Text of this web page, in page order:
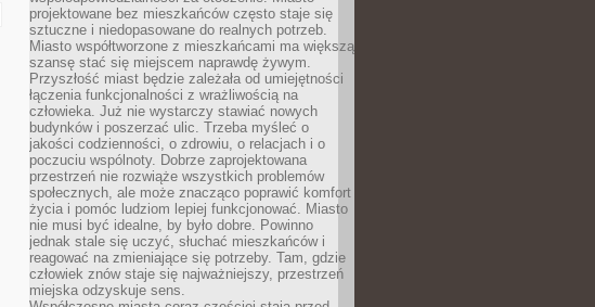
projektowane bez mieszkańców często staje się
sztuczne i niedopasowane do realnych potrzeb.
Miasto współtworzone z mieszkańcami ma większą
szansę stać się miejscem naprawdę żywym.
Przyszłość miast będzie zależała od umiejętności
łączenia funkcjonalności z wrażliwością na
człowieka. Już nie wystarczy stawiać nowych
budynków i poszerzać ulic. Trzeba myśleć o
jakości codzienności, o zdrowiu, o relacjach i o
poczuciu wspólnoty. Dobrze zaprojektowana
przestrzeń nie rozwiąże wszystkich problemów
społecznych, ale może znacząco poprawić komfort
życia i pomóc ludziom lepiej funkcjonować. Miasto
nie musi być idealne, by było dobre. Powinno
jednak stale się uczyć, słuchać mieszkańców i
reagować na zmieniające się potrzeby. Tam, gdzie
człowiek znów staje się najważniejszy, przestrzeń
miejska odzyskuje sens.